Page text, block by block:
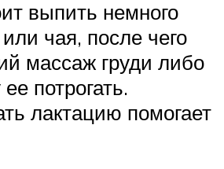
выпить немного
чая, после чего
массаж груди либо
потрогать.
лактацию помогает